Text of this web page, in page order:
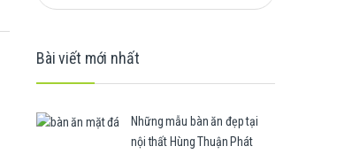
Bài viết mới nhất
Những mẫu bàn ăn đẹp tại
nội thất Hùng Thuận Phát